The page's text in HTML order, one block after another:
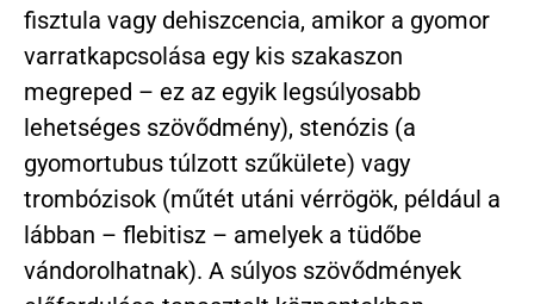
fisztula vagy dehiszcencia, amikor a gyomor
varratkapcsolása egy kis szakaszon
megreped – ez az egyik legsúlyosabb
lehetséges szövődmény), stenózis (a
gyomortubus túlzott szűkülete) vagy
trombózisok (műtét utáni vérrögök, például a
lábban – flebitisz – amelyek a tüdőbe
vándorolhatnak). A súlyos szövődmények